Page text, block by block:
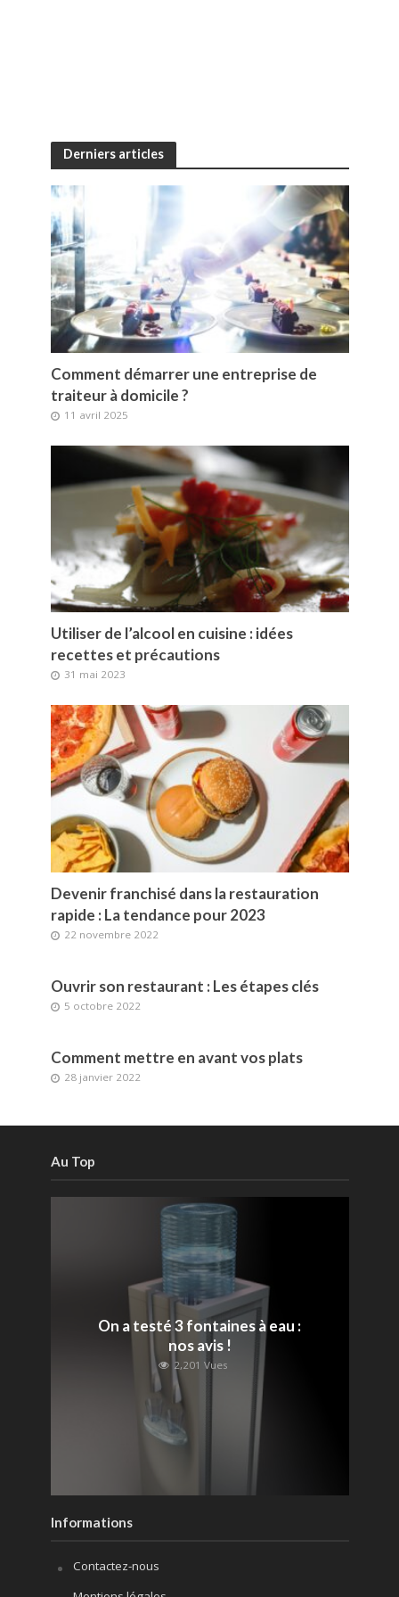
Derniers articles
Comment démarrer une entreprise de
traiteur à domicile ?
11 avril 2025
Utiliser de l’alcool en cuisine : idées
recettes et précautions
31 mai 2023
Devenir franchisé dans la restauration
rapide : La tendance pour 2023
22 novembre 2022
Ouvrir son restaurant : Les étapes clés
5 octobre 2022
Comment mettre en avant vos plats
28 janvier 2022
Au Top
On a testé 3 fontaines à eau :
nos avis !
2,201 Vues
Informations
Contactez-nous